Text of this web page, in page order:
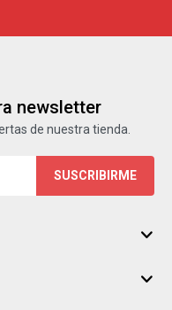
newsletter
de nuestra tienda.
SUSCRIBIRME